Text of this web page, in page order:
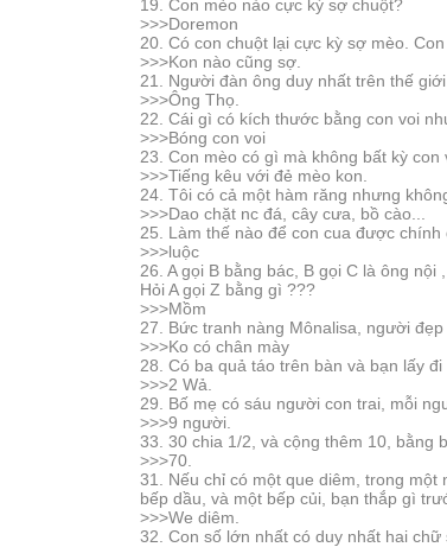
19. Con mèo nào cực kỳ sợ chuột?
>>>Doremon
20. Có con chuột lại cực kỳ sợ mèo.
>>>Kon nào cũng sợ.
21. Người đàn ông duy nhất trên thế
>>>Ông Thọ.
22. Cái gì có kích thước bằng con voi
>>>Bóng con voi
23. Con mèo có gì mà không bất kỳ con
>>>Tiếng kêu với đẻ mèo kon.
24. Tôi có cả một hàm răng nhưng
>>>Dao chặt nc đá, cây cưa, bồ cào...
25. Làm thế nào để con cua được chính
>>>luộc
26. A gọi B bằng bác, B gọi C là ông
Hỏi A gọi Z bằng gì ???
>>>Mồm
27. Bức tranh nàng Mônalisa, người
>>>Ko có chân mày
28. Có ba quả táo trên bàn và bạn lấy
>>>2 Wả.
29. Bố mẹ có sáu người con trai, mỗi
>>>9 người.
33. 30 chia 1/2, và cộng thêm 10, bằng
>>>70.
31. Nếu chỉ có một que diêm, trong
bếp dầu, và một bếp củi, bạn thắp gì
>>>We diêm.
32. Con số lớn nhất có duy nhất hai chữ